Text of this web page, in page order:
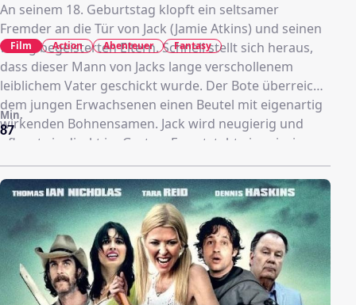
An seinem 18. Geburtstag klopft ein seltsamer
Fremder an die Tür von Jack (Jamie Atkins) und seinen
wenig begeisterten Eltern. Schnell stellt sich heraus,
dass dieser Mann von Jacks lange verschollenem
leiblichem Vater geschickt wurde. Der Bote überreicht
dem jungen Erwachsenen einen Beutel mit eigenartig
wirkenden Bohnensamen. Jack wird neugierig und
pflanzt sie direkt im Garten. Es entsteht eine riesige
Bohnenstange, die bis in den Himmel rankt und ihn in
ein Land über den Wolken bringt, das von riesigen
Monstern bewohnt wird, die in einem großen,
geheimnisvollen und fliegenden Schloss hausen. Als
die Riesen herausfinden, wie sie auf die Erde gelangen
können, muss Jack sofort reagieren und vor den
Feinden wieder unten sein, um die Zerstörung seiner
Heimat und des gesamten Planeten zu verhindern.
87
Min.
Film Action Abenteuer Fantasy